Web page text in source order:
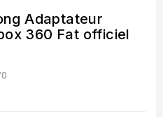
Adaptateur
360 Fat officiel